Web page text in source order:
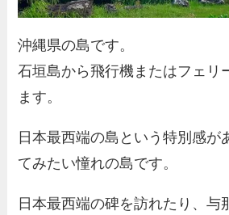
沖縄県の島です。
石垣島から飛行機またはフェリ
ます。
日本最西端の島という特別感が
てみたい憧れの島です。
日本最西端の碑を訪れたり、与